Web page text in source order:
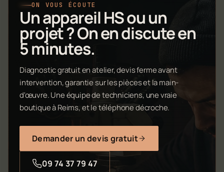
ON VOUS ÉCOUTE
Un appareil HS ou un
projet ? On en discute en
5 minutes.
Diagnostic gratuit en atelier, devis ferme avant
intervention, garantie sur les pièces et la main-
d'œuvre. Une équipe de techniciens, une vraie
boutique à Reims, et le téléphone décroche.
Demander un devis gratuit
09 74 37 79 47